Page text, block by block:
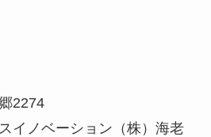
2274
イノベーション（株）海老